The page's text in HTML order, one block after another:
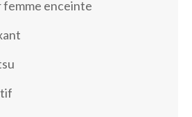
femme enceinte